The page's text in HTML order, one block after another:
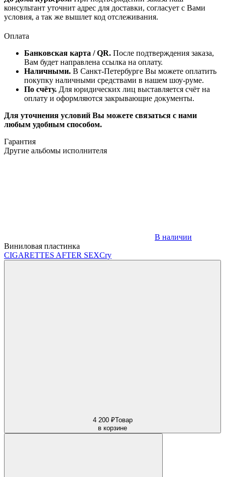
консультант уточнит адрес для доставки, согласует с Вами
условия, а так же вышлет код отслеживания.
Оплата
Банковская карта / QR. После подтверждения заказа,
Вам будет направлена ссылка на оплату.
Наличными. В Санкт-Петербурге Вы можете оплатить
покупку наличными средствами в нашем шоу-руме.
По счёту. Для юридических лиц выставляется счёт на
оплату и оформляются закрывающие документы.
Для уточнения условий Вы можете связаться с нами
любым удобным способом.
Гарантия
Другие альбомы исполнителя
В наличии
Виниловая пластинка
CIGARETTES AFTER SEXCry
4 200 ₽Товар
в корзине